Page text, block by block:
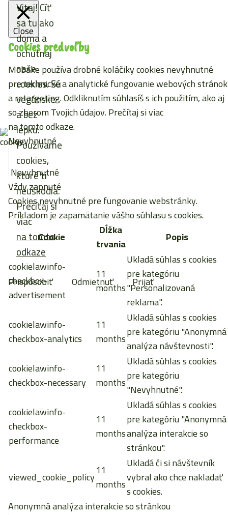
Vitaj! Cíť
sa tu ako
doma a
ochutnaj
naše
cookies. Sú
vegánske
a bez
lepku.
Používame
cookies,
ktoré ti
neuškodia.
Prečítaj si
viac
na tomto
odkaze
.
Prispôsobiť Odmietnuť Prijať
Close
Cookies predvoľby
Mobake používa drobné koláčiky cookies nevyhnutné
pre technické a analytické fungovanie webových stránok
a retargeting. Odkliknutím súhlasíš s ich použitím, ako aj
so zberom Tvojich údajov. Prečítaj si viac
na tomto odkaze.
Nevyhnutné
Nevyhnutné
Vždy zapnuté
Cookies nevyhnutné pre fungovanie webstránky.
Príkladom je zapamätanie vášho súhlasu s cookies.
Cookie
Dĺžka
trvania
Popis
cookielawinfo-
checkbox-
advertisement
11
months
Ukladá súhlas s cookies
pre kategóriu
"Personalizovaná
reklama".
cookielawinfo-
checkbox-analytics
11
months
Ukladá súhlas s cookies
pre kategóriu "Anonymná
analýza návštevnosti".
cookielawinfo-
checkbox-necessary
11
months
Ukladá súhlas s cookies
pre kategóriu
"Nevyhnutné".
cookielawinfo-
checkbox-
performance
11
months
Ukladá súhlas s cookies
pre kategóriu "Anonymná
analýza interakcie so
stránkou".
viewed_cookie_policy11
months
Ukladá či si návštevník
vybral ako chce nakladať
s cookies.
Anonymná analýza interakcie so stránkou